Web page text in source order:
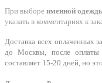
При выборе именной
указать в комментариях к
Доставка всех оплаченных
до Москвы, после оплаты
составляет 15-20 дней, но